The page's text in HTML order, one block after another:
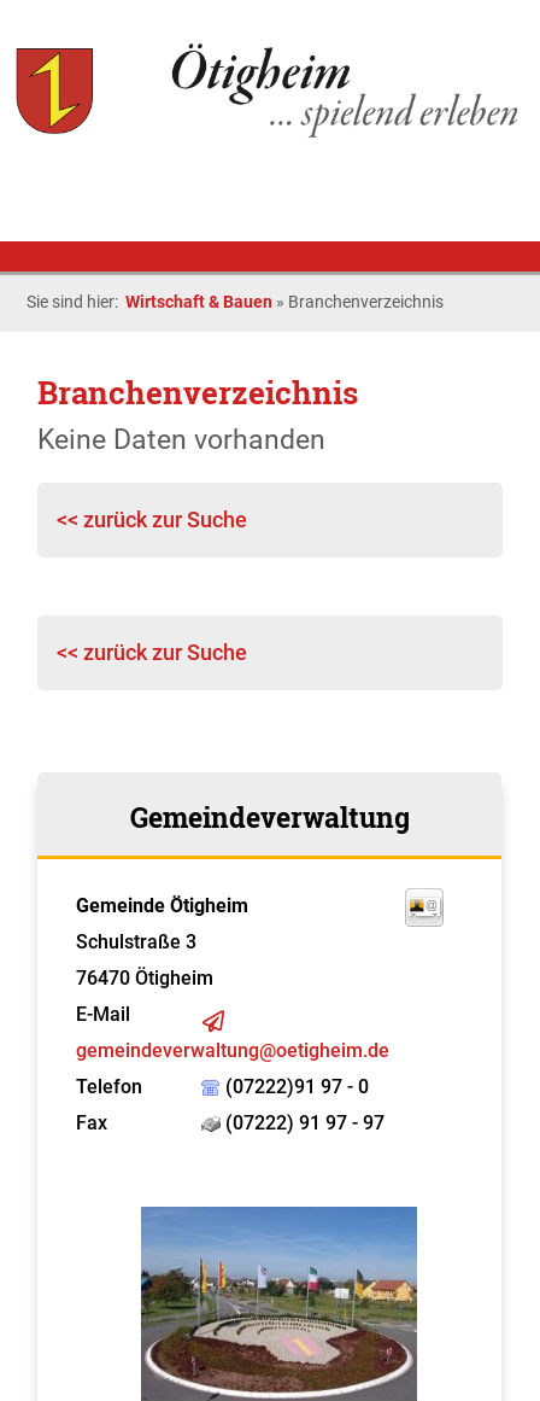
Sie sind hier:Wirtschaft & Bauen » Branchenverzeichnis
Branchenverzeichnis
Keine Daten vorhanden
<< zurück zur Suche
<< zurück zur Suche
Gemeindeverwaltung
Gemeinde Ötigheim
Schulstraße 3
76470 Ötigheim
E-Mail
gemeindeverwaltung@oetigheim.de
Telefon
(07222)91 97 - 0
Fax
(07222) 91 97 - 97